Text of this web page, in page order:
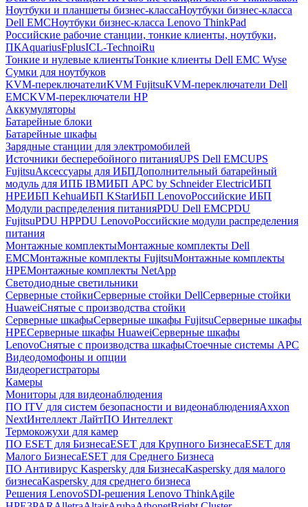
Ноутбуки и планшеты бизнес-классаНоутбуки бизнес-класса
Dell EMCНоутбуки бизнес-класса Lenovo ThinkPad
Российские рабочие станции, тонкие клиенты, ноутбуки,
ПКAquariusFplusICL-TechnoiRu
Тонкие и нулевые клиентыТонкие клиенты Dell EMC Wyse
Сумки для ноутбуков
KVM-переключателиKVM FujitsuKVM-переключатели Dell
EMCKVM-переключатели HP
Аккумуляторы
Батарейные блоки
Батарейные шкафы
Зарядные станции для электромобилей
Источники бесперебойного питанияUPS Dell EMCUPS
FujitsuАксессуары для ИБПДополнительный батарейный
модуль для ИПБ IBMИБП APC by Schneider ElectricИБП
HPEИБП KehuaИБП KStarИБП LenovoРоссийские ИБП
Модули распределения питанияPDU Dell EMCPDU
FujitsuPDU HPPDU LenovoРоссийские модули распределения
питания
Монтажные комплектыМонтажные комплекты Dell
EMCМонтажные комплекты FujitsuМонтажные комплекты
HPEМонтажные комплекты NetApp
Светодиодные светильники
Серверные стойкиСерверные стойки DellСерверные стойки
HuaweiСнятые с производства стойки
Серверные шкафыСерверные шкафы FujitsuСерверные шкафы
HPEСерверные шкафы HuaweiСерверные шкафы
LenovoСнятые с производства шкафыСтоечные системы APC
Видеодомофоны и опции
Видеорегистраторы
Камеры
Мониторы для видеонаблюдения
ПО ITV для систем безопасности и видеонаблюденияAxxon
NextИнтеллект ЛайтПО Интеллект
Термокожухи для камер
ПО ESET для БизнесаESET для Крупного БизнесаESET для
Малого БизнесаESET для Среднего Бизнеса
ПО Антивирус Kaspersky для БизнесаKaspersky для малого
бизнесаKaspersky для среднего бизнеса
Решения LenovoSDI-решения Lenovo ThinkAgile